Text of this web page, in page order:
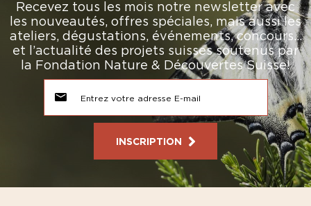
Recevez tous les mois notre newsletter avec
les nouveautés, offres spéciales, mais aussi les
ateliers, dégustations, événements, concours…
et l’actualité des projets suisses soutenus par
la Fondation Nature & Découvertes Suisse!
INSCRIPTION